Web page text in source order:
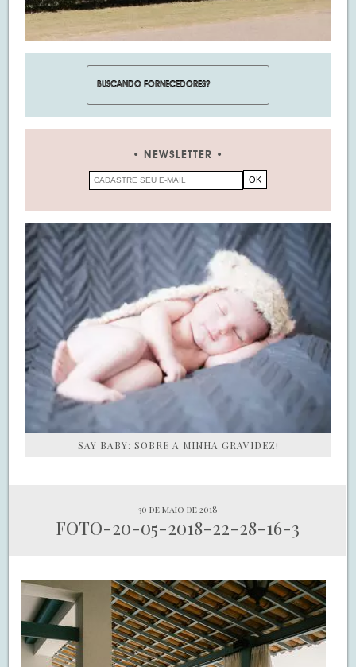
NEWSLETTER
SAY BABY: SOBRE A MINHA GRAVIDEZ!
30 de maio de 2018
FOTO-20-05-2018-22-28-16-3